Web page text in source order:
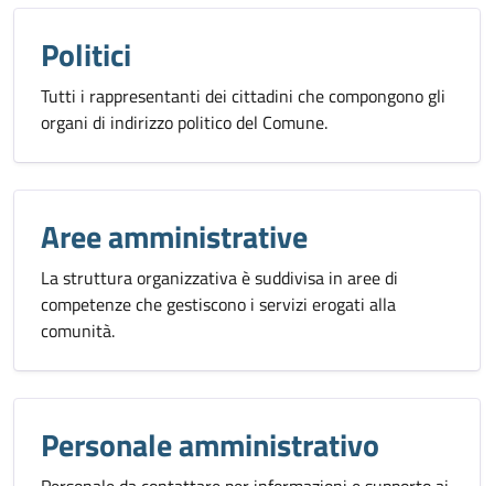
Politici
Tutti i rappresentanti dei cittadini che compongono gli
organi di indirizzo politico del Comune.
Aree amministrative
La struttura organizzativa è suddivisa in aree di
competenze che gestiscono i servizi erogati alla
comunità.
Personale amministrativo